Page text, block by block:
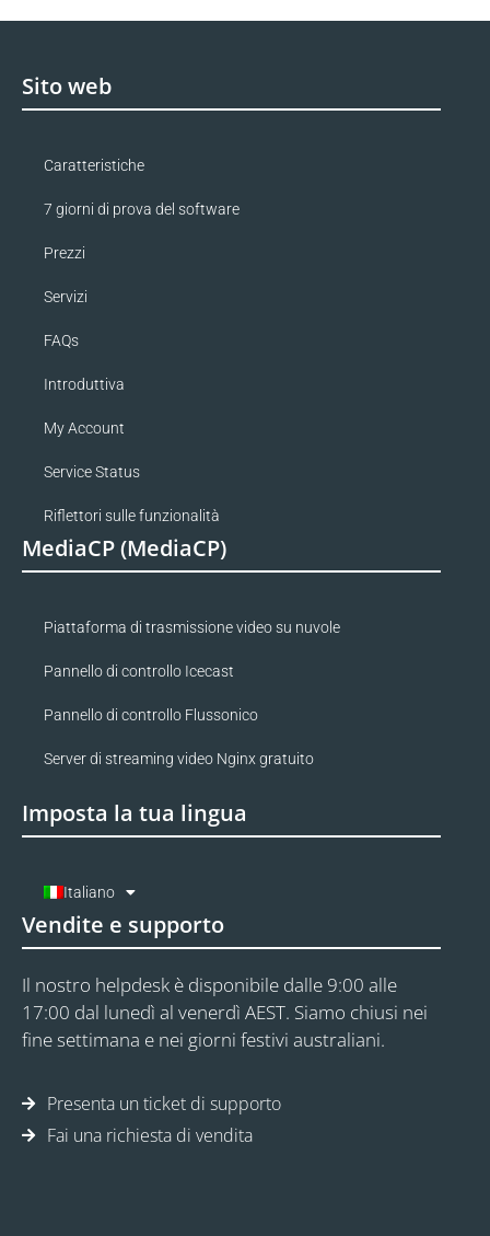
Sito web
Caratteristiche
7 giorni di prova del software
Prezzi
Servizi
FAQs
Introduttiva
My Account
Service Status
Riflettori sulle funzionalità
MediaCP (MediaCP)
Piattaforma di trasmissione video su nuvole
Pannello di controllo Icecast
Pannello di controllo Flussonico
Server di streaming video Nginx gratuito
Imposta la tua lingua
Italiano
Vendite e supporto
Il nostro helpdesk è disponibile dalle 9:00 alle
17:00 dal lunedì al venerdì AEST. Siamo chiusi nei
fine settimana e nei giorni festivi australiani.
Presenta un ticket di supporto
Fai una richiesta di vendita